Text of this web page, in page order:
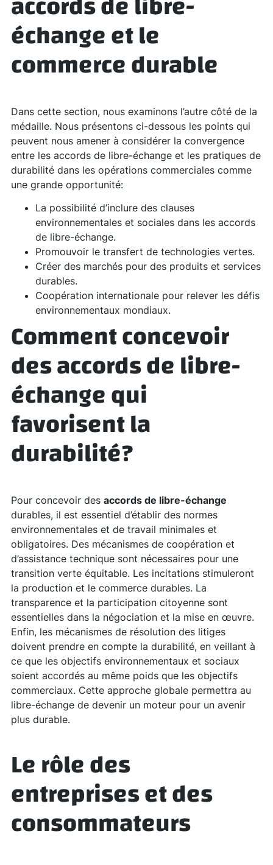
échangeet le
commerce durable
Dans cette section, nous examinons l’autre côté de la
médaille. Nous présentons ci-dessous les points qui
peuvent nous amener à considérer la convergence
entre les accords de libre-échange et les pratiques de
durabilité dans les opérations commerciales comme
une grande opportunité:
La possibilité d’inclure des clauses
environnementales et sociales dans les accords
de libre-échange.
Promouvoir le transfert de technologies vertes.
Créer des marchés pour des produits et services
durables.
Coopération internationale pour relever les défis
environnementaux mondiaux.
Comment concevoir
desaccords de libre-
échangequi
favorisent la
durabilité?
Pour concevoir des accords de libre-échange
durables, il est essentiel d’établir des normes
environnementales et de travail minimales et
obligatoires. Des mécanismes de coopération et
d’assistance technique sont nécessaires pour une
transition verte équitable. Les incitations stimuleront
la production et le commerce durables. La
transparence et la participation citoyenne sont
essentielles dans la négociation et la mise en œuvre.
Enfin, les mécanismes de résolution des litiges
doivent prendre en compte la durabilité, en veillant à
ce que les objectifs environnementaux et sociaux
soient accordés au même poids que les objectifs
commerciaux. Cette approche globale permettra au
libre-échange de devenir un moteur pour un avenir
plus durable.
Le rôle des
entreprises et des
consommateurs